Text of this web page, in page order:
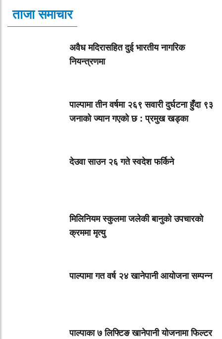
ताजा समाचार
अवैध मदिरासहित दुई भारतीय नागरिक
नियन्त्रणमा
पाल्पामा तीन वर्षमा २६९ सवारी दुर्घटना हुँदा ९३
जनाको ज्यान गएको छ : प्रमुख खड्का
देउवा साउन २६ गते स्वदेश फर्किने
मिलिनियम स्कुलमा जलेकी बानुको उपचारको
क्रममा मृत्यु
पाल्पामा गत वर्ष २४ खानेपानी आयोजना सम्पन्न
पाल्पाका ७ लिफ्टिङ खानेपानी योजनामा फिल्टर